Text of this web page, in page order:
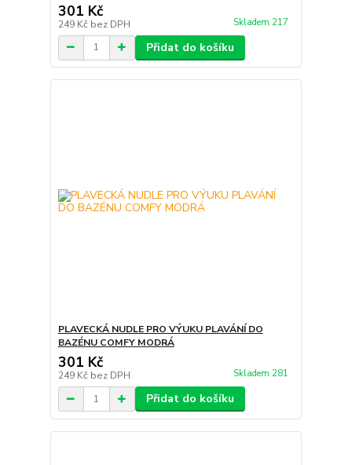
301 Kč
249 Kč bez DPH Skladem 217
Přidat do košíku
PLAVECKÁ NUDLE PRO VÝUKU PLAVÁNÍ DO
BAZÉNU COMFY MODRÁ
301 Kč
249 Kč bez DPH Skladem 281
Přidat do košíku